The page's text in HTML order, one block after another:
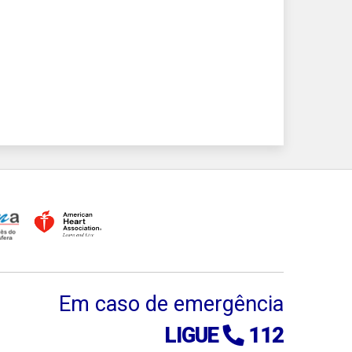
Em caso de emergência
LIGUE
112